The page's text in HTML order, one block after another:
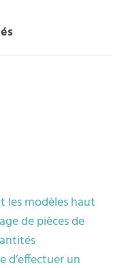
les modèles haut
de pièces de
d’effectuer un